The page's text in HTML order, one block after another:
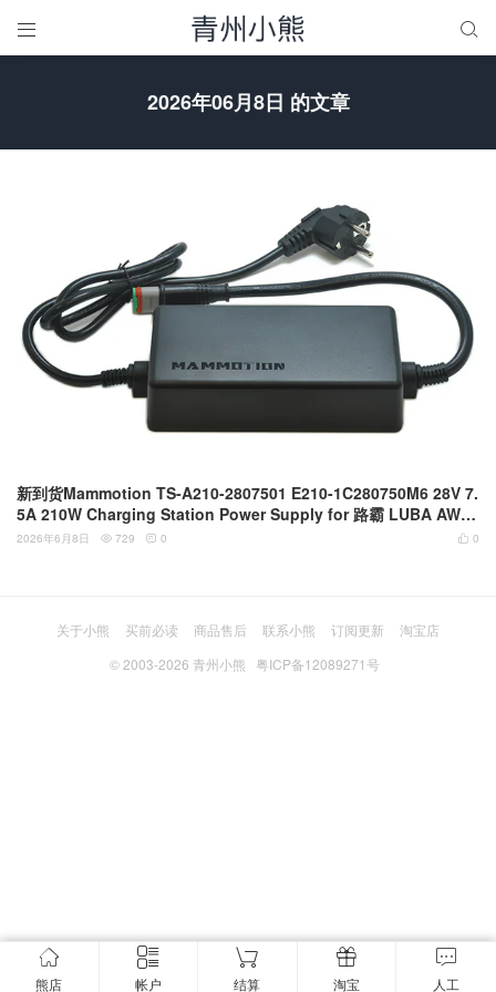
 
2026年06月8日 的文章
新到货Mammotion TS-A210-2807501 E210-1C280750M6 28V 7.
5A 210W Charging Station Power Supply for 路霸 LUBA AWD
3 Series 1500 1500H 3000 3000H 5000 5000H割草机器人原装充
 0
2026年6月8日  729  0
熊店 帐户 结算 淘宝 人工
关于小熊 买前必读 商品售后 联系小熊 订阅更新
淘宝店
© 2003-2026 青州小熊 粤ICP备12089271号